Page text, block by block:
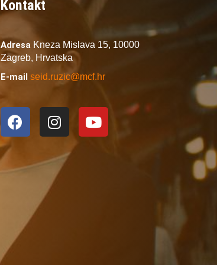
Kontakt
Adresa Kneza Mislava 15, 10000
Zagreb, Hrvatska
E-mail seid.ruzic@mcf.hr